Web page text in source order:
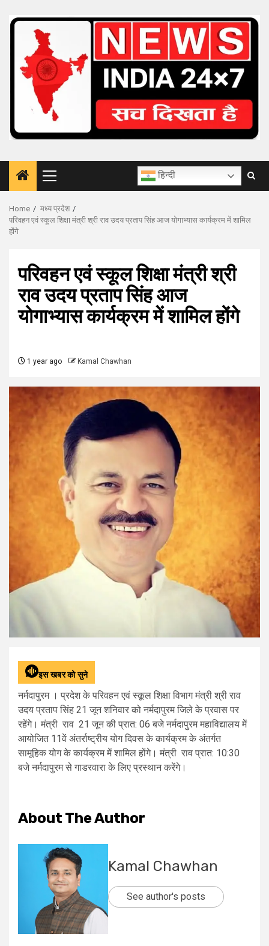
Primary
Menu
हिन्दी
Home
मध्य प्रदेश
परिवहन एवं स्‍कूल शिक्षा मंत्री श्री राव उदय प्रताप सिंह आज योगाभ्‍यास कार्यक्रम में शामिल
होंगे
परिवहन एवं स्‍कूल शिक्षा मंत्री श्री
राव उदय प्रताप सिंह आज
योगाभ्‍यास कार्यक्रम में शामिल होंगे
1 year ago Kamal Chawhan
इस खबर को सुने
नर्मदापुरम । प्रदेश के परिवहन एवं स्‍कूल शिक्षा विभाग मंत्री श्री राव
उदय प्रताप सिंह 21 जून शनिवार को नर्मदापुरम जिले के प्रवास पर
रहेंगे। मंत्री राव 21 जून की प्रात: 06 बजे नर्मदापुरम महाविद्यालय में
आयोजित 11वें अंतर्राष्‍ट्रीय योग दिवस के कार्यक्रम के अंतर्गत
सामूहिक योग के कार्यक्रम में शामिल होंगे। मंत्री राव प्रात: 10:30
बजे नर्मदापुरम से गाडरवारा के लिए प्रस्‍थान करेंगे।
About The Author
Kamal Chawhan
See author's posts